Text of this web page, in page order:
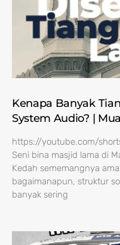
Kenapa Banyak
System Audio? |
https://youtube.com/
Seni bina masjid lama di
Kedah sememangnya
bagaimanapun, struktur
banyak sering